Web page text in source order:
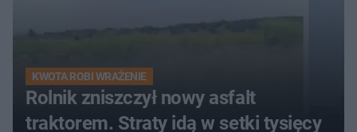
KWOTA ROBI WRAŻENIE
Rolnik zniszczył nowy asfalt
traktorem. Straty idą w setki tysięcy